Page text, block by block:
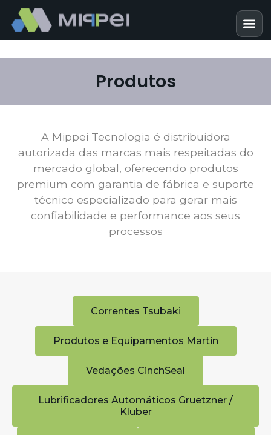
Produtos
A Mippei Tecnologia é distribuidora
autorizada das marcas mais respeitadas do
mercado global, oferecendo produtos
premium com garantia de fábrica e suporte
técnico especializado para gerar mais
confiabilidade e performance aos seus
processos
Correntes Tsubaki
Produtos e Equipamentos Martin
Vedações CinchSeal
Lubrificadores Automáticos Gruetzner /
Kluber